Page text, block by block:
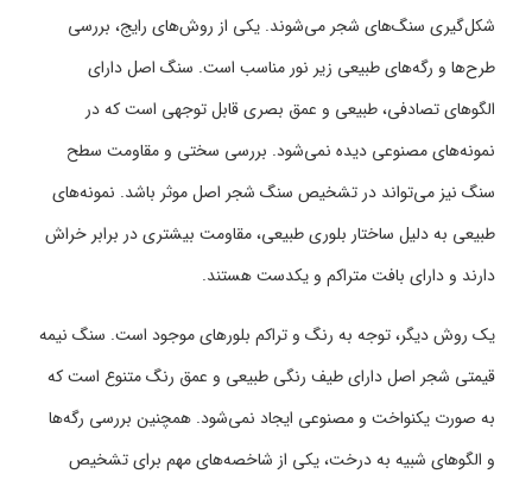
شکل‌گیری سنگ‌های شجر می‌شوند. یکی از روش‌های رایج، بررسی
طرح‌ها و رگه‌های طبیعی زیر نور مناسب است. سنگ اصل دارای
الگوهای تصادفی، طبیعی و عمق بصری قابل توجهی است که در
نمونه‌های مصنوعی دیده نمی‌شود. بررسی سختی و مقاومت سطح
سنگ نیز می‌تواند در تشخیص سنگ شجر اصل موثر باشد. نمونه‌های
طبیعی به دلیل ساختار بلوری طبیعی، مقاومت بیشتری در برابر خراش
دارند و دارای بافت متراکم و یکدست هستند.
یک روش دیگر، توجه به رنگ و تراکم بلورهای موجود است. سنگ نیمه
قیمتی شجر اصل دارای طیف رنگی طبیعی و عمق رنگ متنوع است که
به صورت یکنواخت و مصنوعی ایجاد نمی‌شود. همچنین بررسی رگه‌ها
و الگوهای شبیه به درخت، یکی از شاخصه‌های مهم برای تشخیص